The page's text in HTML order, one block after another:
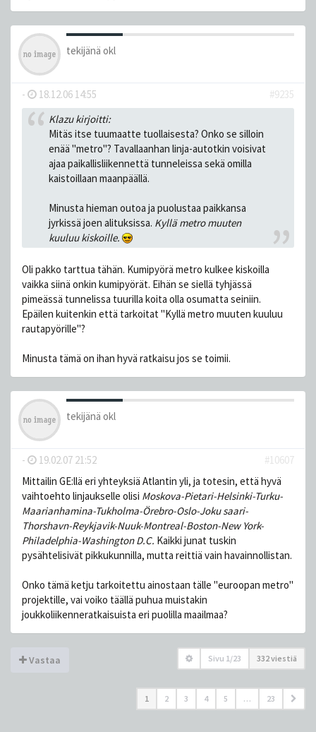
tekijänä okl
- 18.12.06 14:55
#9235
Klazu kirjoitti:
Mitäs itse tuumaatte tuollaisesta? Onko se silloin
enää "metro"? Tavallaanhan linja-autotkin voisivat
ajaa paikallisliikennettä tunneleissa sekä omilla
kaistoillaan maanpäällä.
Minusta hieman outoa ja puolustaa paikkansa
jyrkissä joen alituksissa. Kyllä metro muuten
kuuluu kiskoille.
Oli pakko tarttua tähän. Kumipyörä metro kulkee kiskoilla
vaikka siinä onkin kumipyörät. Eihän se siellä tyhjässä
pimeässä tunnelissa tuurilla koita olla osumatta seiniin.
Epäilen kuitenkin että tarkoitat "Kyllä metro muuten kuuluu
rautapyörille"?
Minusta tämä on ihan hyvä ratkaisu jos se toimii.
tekijänä okl
- 19.02.07 21:52
#10607
Mittailin GE:llä eri yhteyksiä Atlantin yli, ja totesin, että hyvä
vaihtoehto linjaukselle olisi Moskova-Pietari-Helsinki-Turku-
Maarianhamina-Tukholma-Örebro-Oslo-Joku saari-
Thorshavn-Reykjavik-Nuuk-Montreal-Boston-New York-
Philadelphia-Washington D.C. Kaikki junat tuskin
pysähtelisivät pikkukunnilla, mutta reittiä vain havainnollistan.
Onko tämä ketju tarkoitettu ainostaan tälle "euroopan metro"
projektille, vai voiko täällä puhua muistakin
joukkoliikenneratkaisuista eri puolilla maailmaa?
Vastaa Sivu 1/23 332 viestiä
1 2 3 4 5 … 23